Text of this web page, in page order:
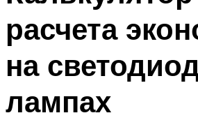
расчета
на
лампах